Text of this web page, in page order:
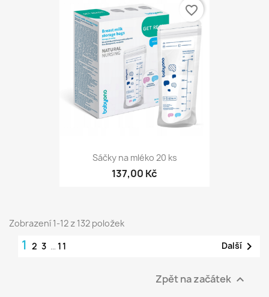
Sáčky na mléko 20 ks
137,00 Kč
favorite_border
Zobrazení 1-12 z 132 položek
1 2 3 … 11 Další 
Zpět na začátek 